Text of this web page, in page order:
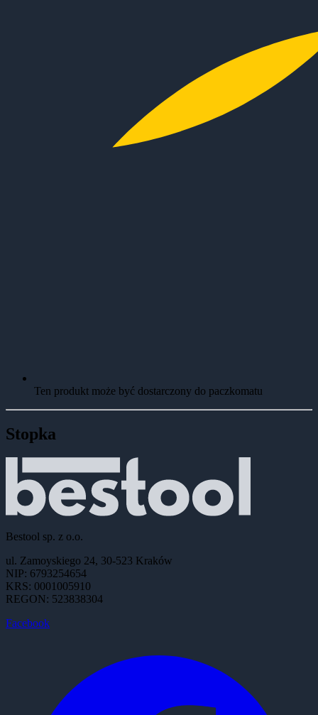
Ten produkt może być dostarczony do paczkomatu
Stopka
Bestool sp. z o.o.
ul. Zamoyskiego 24, 30-523 Kraków
NIP: 6793254654
KRS: 0001005910
REGON: 523838304
Facebook